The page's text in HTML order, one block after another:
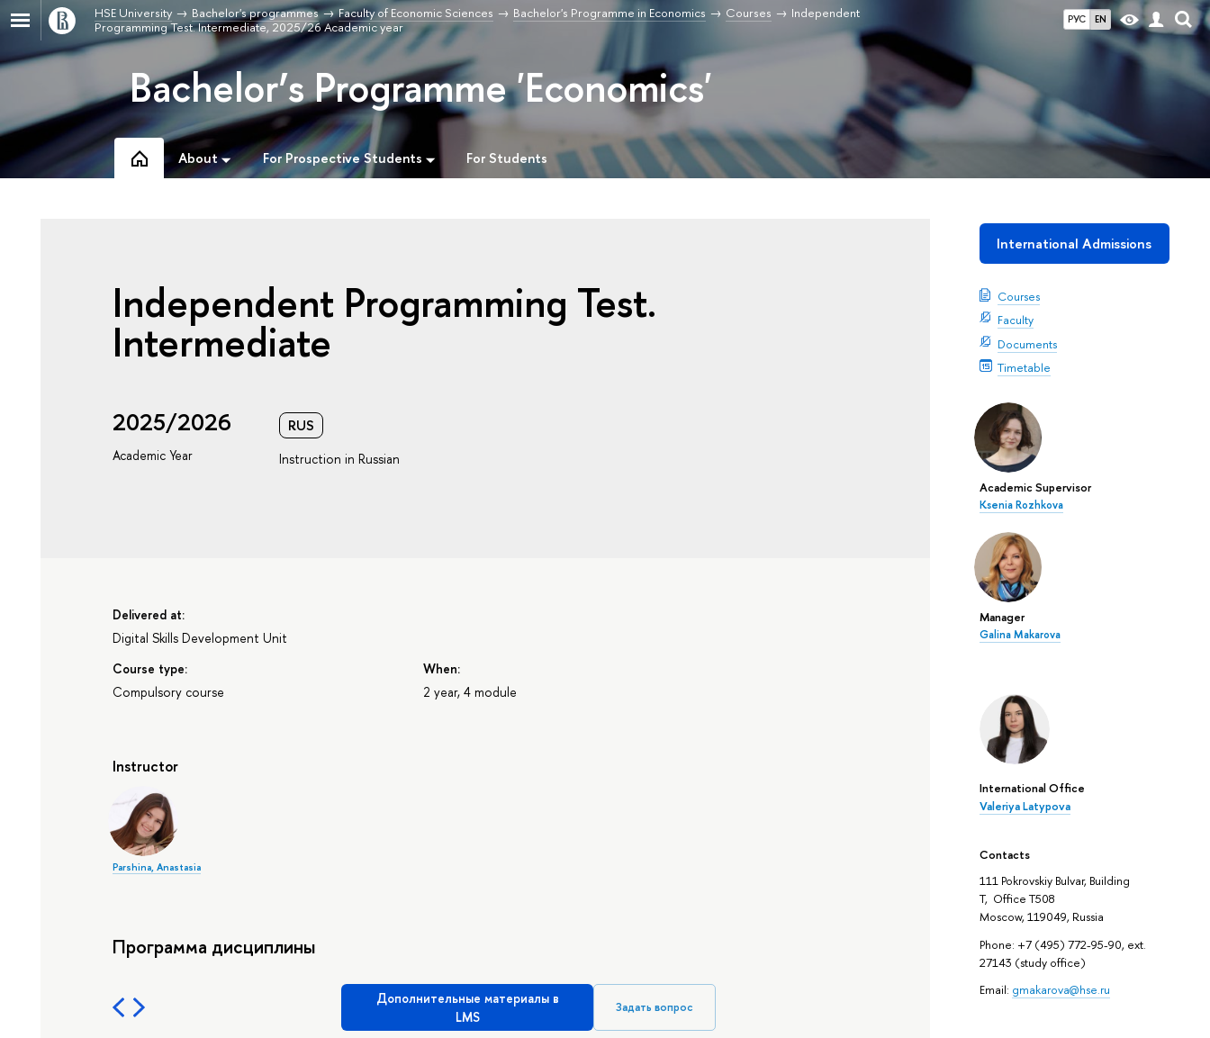
РУС EN
HSE University Bachelor's programmes Faculty of Economic Sciences Bachelor's Programme in Economics Courses
Independent
Programming Test. Intermediate, 2025/26 Academic year
Bachelor’s Programme 'Economics'
About For Prospective Students For Students
International Admissions
Courses
Faculty
Documents
Timetable
Academic Supervisor
Ksenia Rozhkova
Manager
Galina Makarova
International Office
Valeriya Latypova
Contacts
111 Pokrovskiy Bulvar, Building
T, Office T508
Moscow, 119049, Russia
Phone: +7 (495) 772-95-90, ext.
27143 (study office)
Email: gmakarova@hse.ru
Independent Programming Test.
Intermediate
2025/2026
Academic Year
RUS
Instruction in Russian
Delivered at:
Digital Skills Development Unit
Course type:
Compulsory course
When:
2 year, 4 module
Instructor
Parshina, Anastasia
Программа дисциплины
Дополнительные материалы в
LMS
Задать вопрос